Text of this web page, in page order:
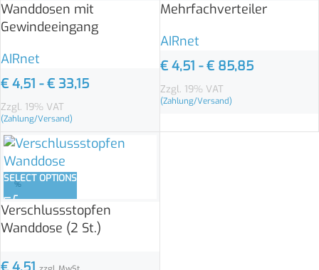
Wanddosen mit
Gewindeeingang
AIRnet
€ 4,51 -€ 33,15
Zzgl. 19% VAT
(Zahlung/Versand)
Mehrfachverteiler
AIRnet
€4,51 -€85,85
Zzgl. 19% VAT
(Zahlung/Versand)
%
SELECT OPTIONS
Verschlussstopfen
Wanddose (2 St.)